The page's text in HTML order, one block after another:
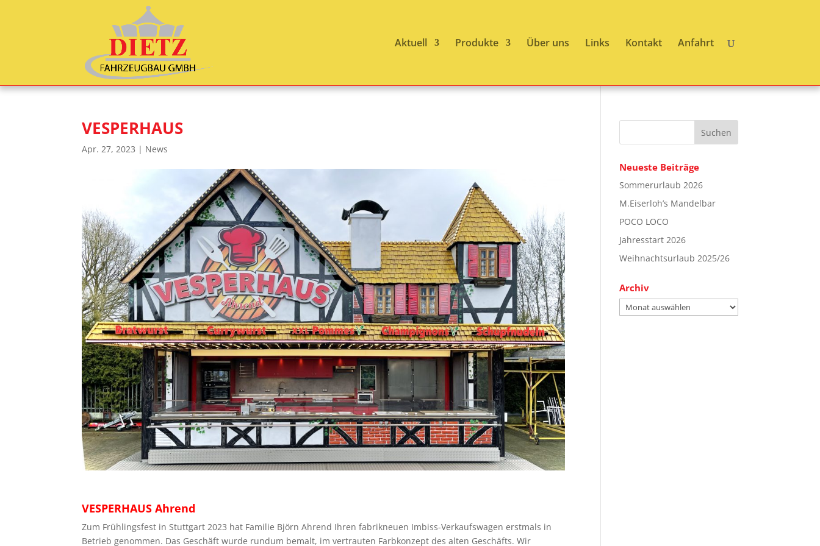
Aktuell Produkte Über uns Links Kontakt Anfahrt
VESPERHAUS
Apr. 27, 2023 | News
VESPERHAUS Ahrend
Zum Frühlingsfest in Stuttgart 2023 hat Familie Björn Ahrend Ihren fabrikneuen Imbiss-Verkaufswagen erstmals in
Betrieb genommen. Das Geschäft wurde rundum bemalt, im vertrauten Farbkonzept des alten Geschäfts. Wir
Neueste Beiträge
Sommerurlaub 2026
M.Eiserloh’s Mandelbar
POCO LOCO
Jahresstart 2026
Weihnachtsurlaub 2025/26
Archiv
Archiv